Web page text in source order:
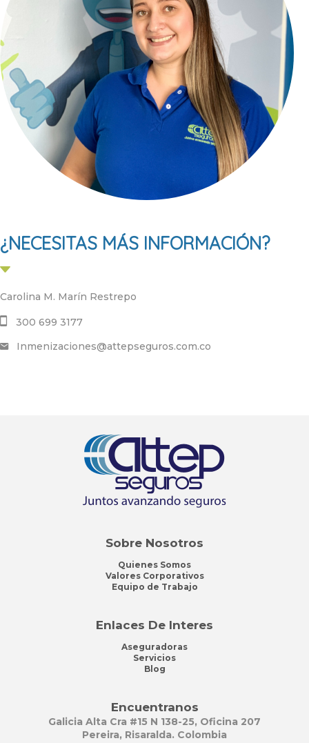
¿NECESITAS MÁS INFORMACIÓN?
Carolina M. Marín Restrepo
300 699 3177
Inmenizaciones@attepseguros.com.co
Sobre Nosotros
Quienes Somos
Valores Corporativos
Equipo de Trabajo
Enlaces De Interes
Aseguradoras
Servicios
Blog
Encuentranos
Galicia Alta Cra #15 N 138-25, Oficina 207
Pereira, Risaralda. Colombia